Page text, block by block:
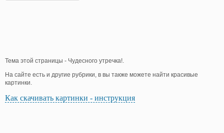
Тема этой страницы - Чудесного утречка!.
На сайте есть и другие рубрики, в вы также можете найти красивые
картинки.
Как скачивать картинки - инструкция